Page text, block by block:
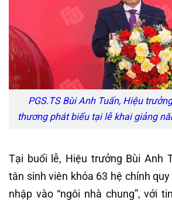
PGS.TS Bùi Anh Tuấn, Hiệu
thương phát biểu tại lễ khai giảng
Tại buổi lễ, Hiệu trưởng Bùi Anh
tân sinh viên khóa 63 hệ chính
nhập vào “ngôi nhà chung”, với